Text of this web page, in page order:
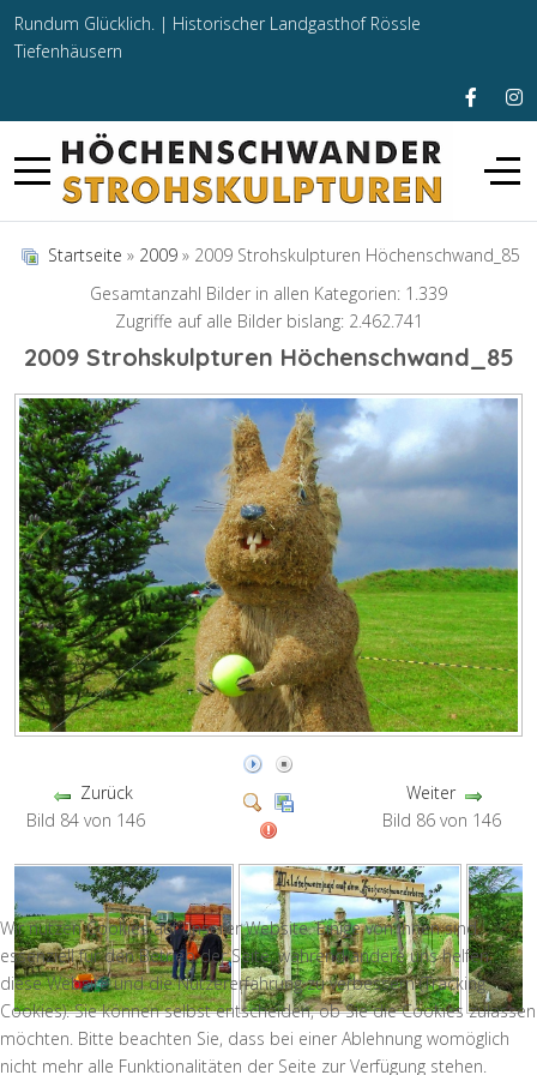
Rundum Glücklich. | Historischer Landgasthof Rössle
Tiefenhäusern
Startseite » 2009 » 2009 Strohskulpturen Höchenschwand_85
Gesamtanzahl Bilder in allen Kategorien: 1.339
Zugriffe auf alle Bilder bislang: 2.462.741
2009 Strohskulpturen Höchenschwand_85
Zurück
Bild 84 von 146
Weiter
Bild 86 von 146
Wir nutzen Cookies auf unserer Website. Einige von ihnen sind
essenziell für den Betrieb der Seite, während andere uns helfen,
diese Website und die Nutzererfahrung zu verbessern (Tracking
Cookies). Sie können selbst entscheiden, ob Sie die Cookies zulassen
möchten. Bitte beachten Sie, dass bei einer Ablehnung womöglich
nicht mehr alle Funktionalitäten der Seite zur Verfügung stehen.